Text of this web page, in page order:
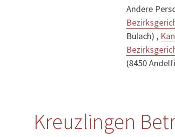
Andere
Bülach) ,
(8450
Kreuzlingen